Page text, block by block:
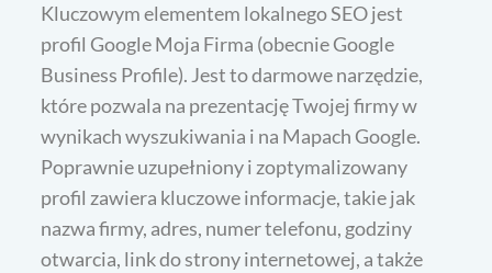
Kluczowym elementem lokalnego SEO jest
profil Google Moja Firma (obecnie Google
Business Profile). Jest to darmowe narzędzie,
które pozwala na prezentację Twojej firmy w
wynikach wyszukiwania i na Mapach Google.
Poprawnie uzupełniony i zoptymalizowany
profil zawiera kluczowe informacje, takie jak
nazwa firmy, adres, numer telefonu, godziny
otwarcia, link do strony internetowej, a także